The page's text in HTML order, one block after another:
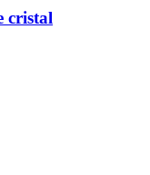
cristal